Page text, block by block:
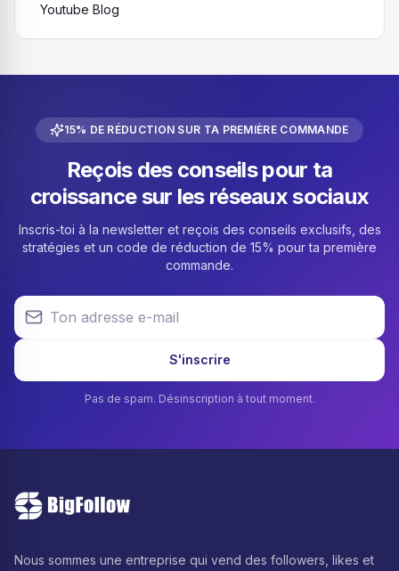
Youtube Blog
15% DE RÉDUCTION SUR TA PREMIÈRE COMMANDE
Reçois des conseils pour ta
croissance sur les réseaux sociaux
Inscris-toi à la newsletter et reçois des conseils exclusifs, des
stratégies et un code de réduction de 15% pour ta première
commande.
Ton adresse e-mail
S'inscrire
Pas de spam. Désinscription à tout moment.
Nous sommes une entreprise qui vend des followers, likes et